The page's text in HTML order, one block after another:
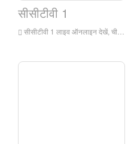
सीसीटीवी 1
सीसीटीवी 1 लाइव ऑनलाइन देखें, चीन सेंट्रल टेलीविजन का एकीकृत चैनल (चैनल कॉल साइन: सीसीटीवी -1 एकीकृत) एक मंदारिन स्थित एकीकृत प्रोग्राम चैनल है जो चीन सेंट्रल टेलीविजन के स्वामित्व में है। यह चैनल चीन सेंट्रल टेलीविजन का सबसे पुराना और सबसे प्रभावशाली एकीकृत चैनल है।